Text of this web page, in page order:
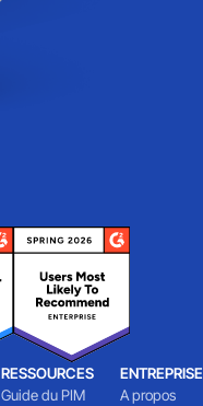
RESSOURCES
Guide du PIM
ENTREPRISE
A propos